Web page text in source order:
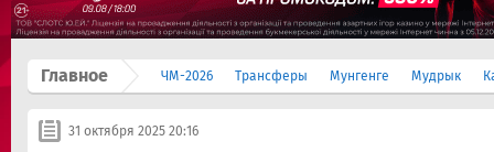
Главное ЧМ-2026 Трансферы Мунгенге Мудрык
31 октября 2025 20:16